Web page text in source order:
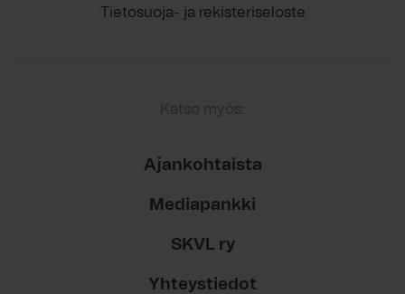
Tietosuoja- ja rekisteriseloste
Katso myös:
Ajankohtaista
Mediapankki
SKVL ry
Yhteystiedot